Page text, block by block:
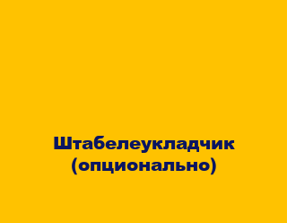
Штабелеукладчик
(опционально)